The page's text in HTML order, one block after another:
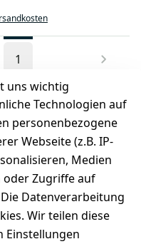
1
uns wichtig
Technologien auf
personenbezogene
Webseite (z.B. IP-
Medien
Zugriffe auf
Datenverarbeitung
Wir teilen diese
Einstellungen